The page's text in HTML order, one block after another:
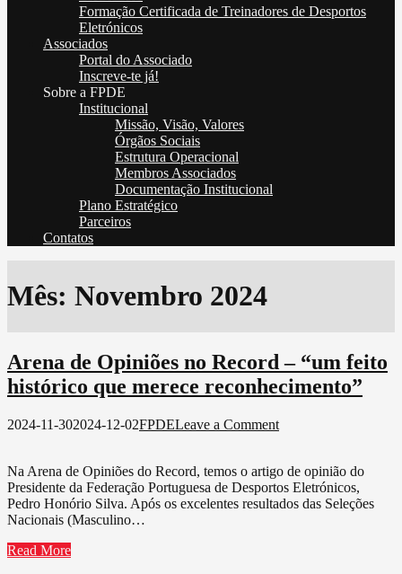
Formação Certificada de Treinadores de Desportos
Eletrónicos
Associados
Portal do Associado
Inscreve-te já!
Sobre a FPDE
Institucional
Missão, Visão, Valores
Órgãos Sociais
Estrutura Operacional
Membros Associados
Documentação Institucional
Plano Estratégico
Parceiros
Contatos
Mês: Novembro 2024
Arena de Opiniões no Record – “um feito
histórico que merece reconhecimento”
2024-11-302024-12-02FPDELeave a Commenton
Opiniões
no
Record
Na Arena de Opiniões do Record, temos o artigo de opinião do
Presidente da Federação Portuguesa de Desportos Eletrónicos,
Pedro Honório Silva. Após os excelentes resultados das Seleções
Nacionais (Masculino…
Read More